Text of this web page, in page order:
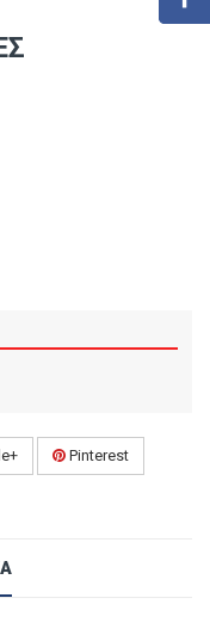
Pinterest